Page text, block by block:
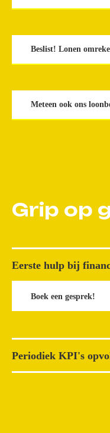
Beslist! Lonen
Meteen ook ons
Grip op
Eerste hulp bij
Boek een gesprek!
Periodiek KPI's